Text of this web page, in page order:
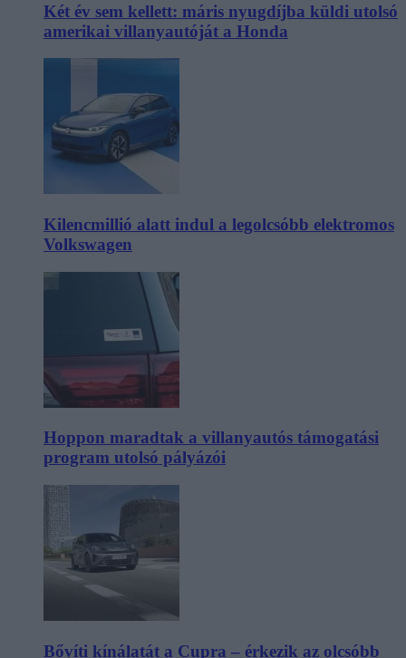
Két év sem kellett: máris nyugdíjba küldi utolsó
amerikai villanyautóját a Honda
Kilencmillió alatt indul a legolcsóbb elektromos
Volkswagen
Hoppon maradtak a villanyautós támogatási
program utolsó pályázói
Bővíti kínálatát a Cupra – érkezik az olcsóbb